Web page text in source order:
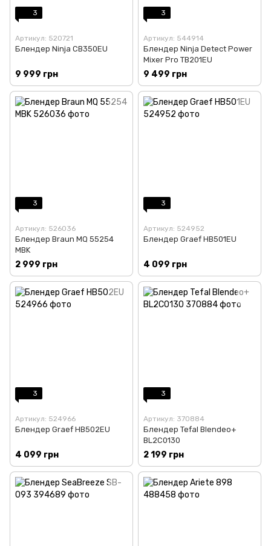
3
Артикул: 520721
Блендер Ninja CB350EU
9 999 грн
3
Артикул: 544914
Блендер Ninja Detect Power
Mixer Pro TB201EU
9 499 грн
3
Артикул: 526036
Блендер Braun MQ 55254
MBK
2 999 грн
3
Артикул: 524952
Блендер Graef HB501EU
4 099 грн
3
Артикул: 524966
Блендер Graef HB502EU
4 099 грн
3
Артикул: 370884
Блендер Tefal Blendeo+
BL2C0130
2 199 грн